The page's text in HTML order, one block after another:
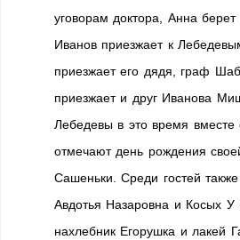
уговорам доктора, Анна берет
Иванов приезжает к
приезжает его дядя, граф
приезжает и друг Иванова
Лебедевы в это время вместе
отмечают день рождения
Сашеньки. Среди гостей также
Авдотья Назаровна и Косых У
нахлебник Егорушка и лакей